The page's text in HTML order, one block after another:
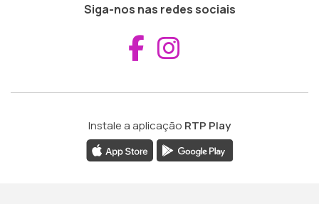
Siga-nos nas redes sociais
Aceder ao
Instale a aplicação RTP Play